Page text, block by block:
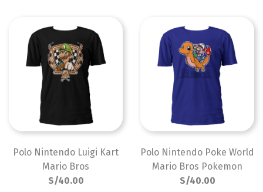
Polo Nintendo Luigi Kart
Mario Bros
S/40.00
Polo Nintendo Poke World
Mario Bros Pokemon
S/40.00